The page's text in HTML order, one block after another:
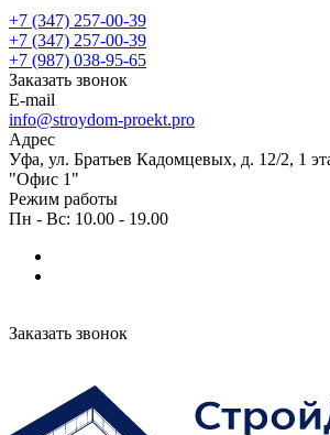
+7 (347) 257-00-39
+7 (347) 257-00-39
+7 (987) 038-95-65
Заказать звонок
E-mail
info@stroydom-proekt.pro
Адрес
Уфа, ул. Братьев Кадомцевых, д. 12/2, 1
"Офис 1"
Режим работы
Пн - Вс: 10.00 - 19.00
Заказать звонок